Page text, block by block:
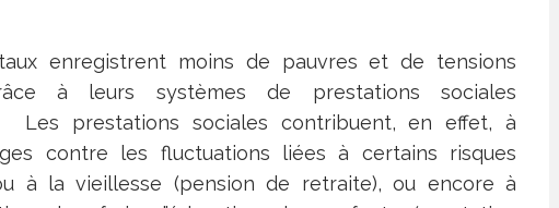
enregistrent moins de pauvres et de tensions
à leurs systèmes de prestations sociales
Les prestations sociales contribuent, en effet, à
contre les fluctuations liées à certains risques
à la vieillesse (pension de retraite), ou encore à